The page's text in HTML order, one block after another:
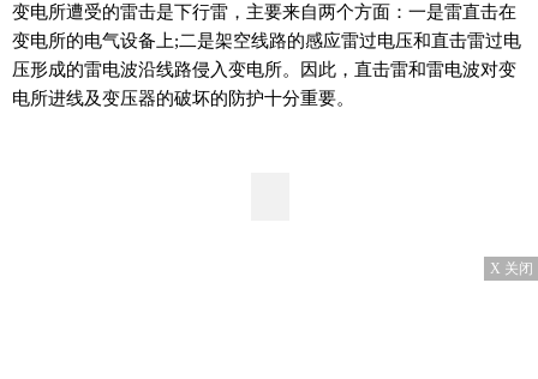
变电所遭受的雷击是下行雷，主要来自两个方面：一是雷直击在
变电所的电气设备上;二是架空线路的感应雷过电压和直击雷过电
压形成的雷电波沿线路侵入变电所。因此，直击雷和雷电波对变
电所进线及变压器的破坏的防护十分重要。
X 关闭